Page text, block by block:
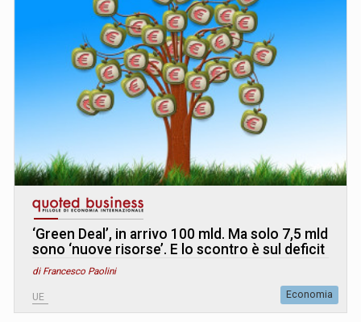
‘Green Deal’, in arrivo 100 mld. Ma solo 7,5 mld
sono ‘nuove risorse’. E lo scontro è sul deficit
di Francesco Paolini
UE Economia